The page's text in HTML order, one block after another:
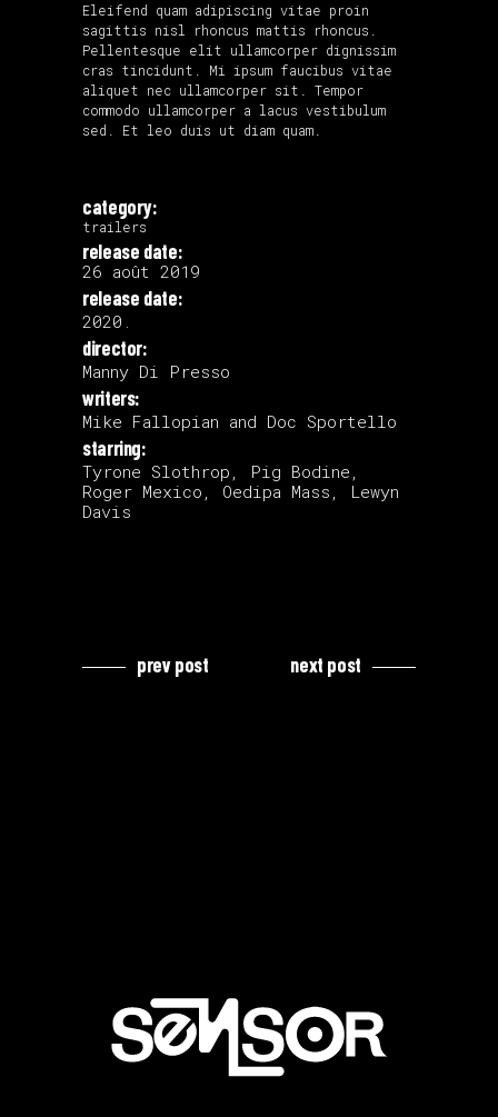
Eleifend quam adipiscing vitae proin
sagittis nisl rhoncus mattis rhoncus.
Pellentesque elit ullamcorper dignissim
cras tincidunt. Mi ipsum faucibus vitae
aliquet nec ullamcorper sit. Tempor
commodo ullamcorper a lacus vestibulum
sed. Et leo duis ut diam quam.
category:
trailers
release date:
26 août 2019
release date:
2020.
director:
Manny Di Presso
writers:
Mike Fallopian and Doc Sportello
starring:
Tyrone Slothrop, Pig Bodine,
Roger Mexico, Oedipa Mass, Lewyn
Davis
prev post next post